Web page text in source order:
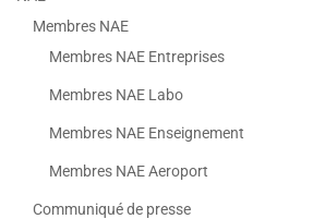
Membres NAE
Membres NAE Entreprises
Membres NAE Labo
Membres NAE Enseignement
Membres NAE Aeroport
Communiqué de presse